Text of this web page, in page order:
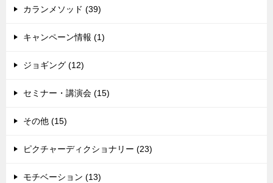
カランメソッド (39)
キャンペーン情報 (1)
ジョギング (12)
セミナー・講演会 (15)
その他 (15)
ピクチャーディクショナリー (23)
モチベーション (13)